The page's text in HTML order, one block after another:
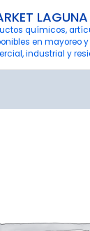
LAGUNA
químicos,
en mayoreo
industrial y